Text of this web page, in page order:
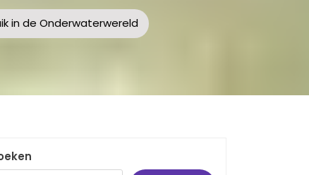
in de Onderwaterwereld